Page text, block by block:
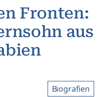
Fronten:
aus
Biografien